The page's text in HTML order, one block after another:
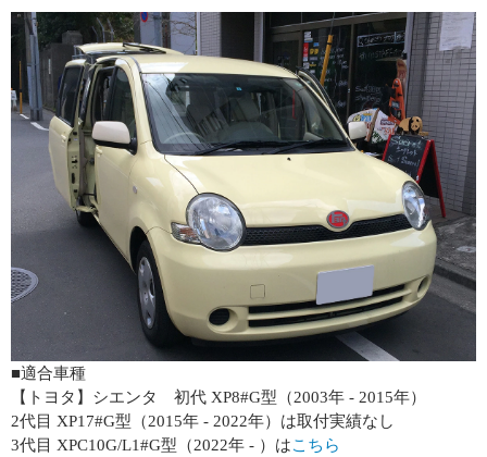
■適合車種
【トヨタ】シエンタ 初代 XP8#G型（2003年 - 2015年）
2代目 XP17#G型（2015年 - 2022年）は取付実績なし
3代目 XPC10G/L1#G型（2022年 - ）はこちら